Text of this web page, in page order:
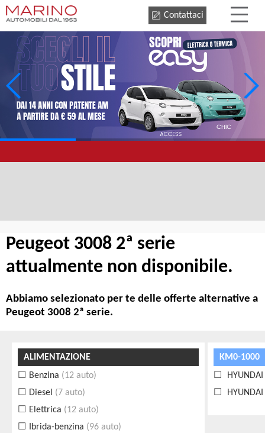
Contattaci
Peugeot 3008 2ª serie
attualmente non disponibile.
Abbiamo selezionato per te delle offerte alternative a
Peugeot 3008 2ª serie.
ALIMENTAZIONE
Benzina (12 auto)
Diesel (7 auto)
Elettrica (12 auto)
Ibrida-benzina (96 auto)
KM0-1000